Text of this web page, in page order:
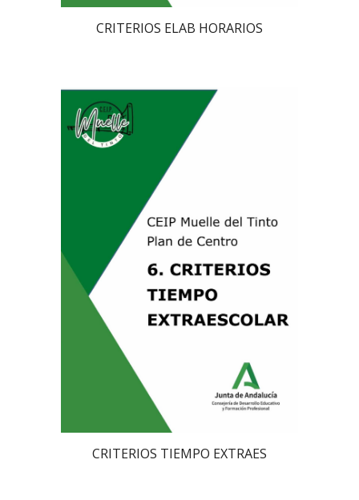
CRITERIOS ELAB HORARIOS
CRITERIOS TIEMPO EXTRAES